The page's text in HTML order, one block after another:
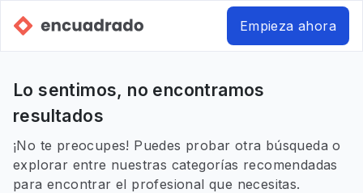
Empieza ahora
Lo sentimos, no encontramos
resultados
¡No te preocupes! Puedes probar otra búsqueda o
explorar entre nuestras categorías recomendadas
para encontrar el profesional que necesitas.